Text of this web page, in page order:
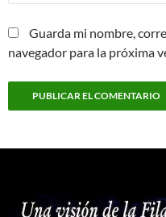
Guarda mi nombre,
navegador para la próxima